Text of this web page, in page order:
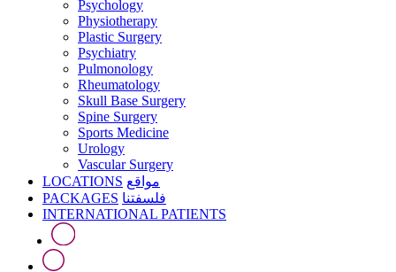
Psychology
Physiotherapy
Plastic Surgery
Psychiatry
Pulmonology
Rheumatology
Skull Base Surgery
Spine Surgery
Sports Medicine
Urology
Vascular Surgery
LOCATIONS مواقع
PACKAGES فلسفتنا
INTERNATIONAL PATIENTS